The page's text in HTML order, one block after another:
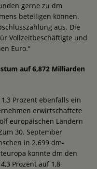
gerne zu dm
beteiligen können.
aus. Die
Vollzeitbeschäftigte und
Euro.“
auf 6,872 Milliarden
Prozent ebenfalls ein
erwirtschaftete
europäischen Ländern
30. September
in 2.699 dm-
konnte dm den
Prozent auf 1,8